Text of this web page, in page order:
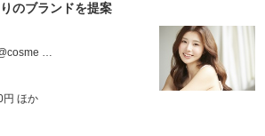
のブランドを提案
…
円 ほか